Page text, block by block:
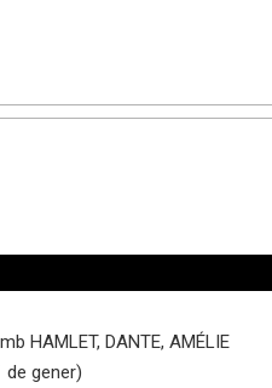
HAMLET, DANTE, AMÉLIE
de gener)